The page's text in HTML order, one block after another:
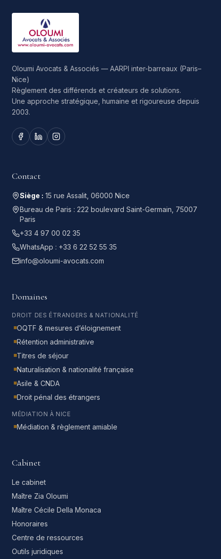
Oloumi Avocats & Associés — AARPI inter-barreaux (Paris–
Nice)
Règlement des différends et créateurs de solutions.
Une approche stratégique, humaine et rigoureuse depuis
2003.
Contact
Siège : 15 rue Assalit, 06000 Nice
Bureau de Paris : 222 boulevard Saint-Germain, 75007
Paris
+33 4 97 00 02 35
WhatsApp : +33 6 22 52 55 35
info@oloumi-avocats.com
Domaines
DROIT DES ÉTRANGERS & NATIONALITÉ
OQTF & mesures d’éloignement
Rétention administrative
Titres de séjour
Naturalisation & nationalité française
Asile & CNDA
Droit pénal des étrangers
MÉDIATION À NICE
Médiation & règlement amiable
Cabinet
Le cabinet
Maître Zia Oloumi
Maître Cécile Della Monaca
Honoraires
Centre de ressources
Outils juridiques